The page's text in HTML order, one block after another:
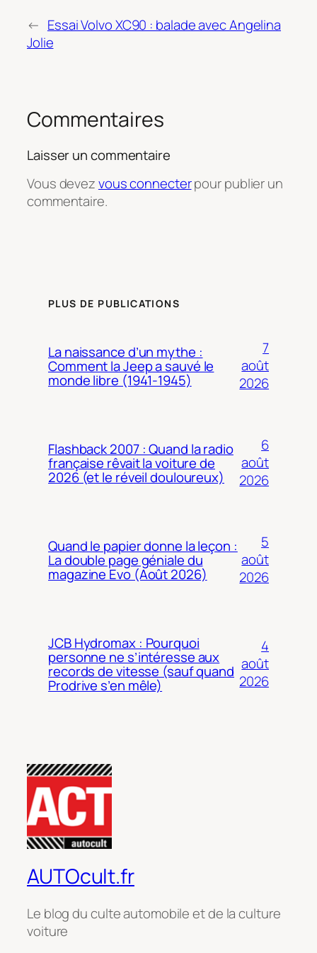
← Essai Volvo XC90 : balade avec Angelina
Jolie
Commentaires
Laisser un commentaire
Vous devezvous connecterpour publier un
commentaire.
PLUS DE PUBLICATIONS
La naissance d’un mythe :
Comment la Jeep a sauvé le
monde libre (1941-1945)
7
août
2026
Flashback 2007 : Quand la radio
française rêvait la voiture de
2026 (et le réveil douloureux)
6
août
2026
Quand le papier donne la leçon :
La double page géniale du
magazine Evo (Août 2026)
5
août
2026
JCB Hydromax : Pourquoi
personne ne s’intéresse aux
records de vitesse (sauf quand
Prodrive s’en mêle)
4
août
2026
AUTOcult.fr
Le blog du culte automobile et de la culture
voiture